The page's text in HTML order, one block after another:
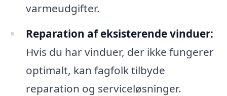
varmeudgifter.
Reparation af eksisterende vinduer:
Hvis du har vinduer, der ikke fungerer
optimalt, kan fagfolk tilbyde
reparation og serviceløsninger.